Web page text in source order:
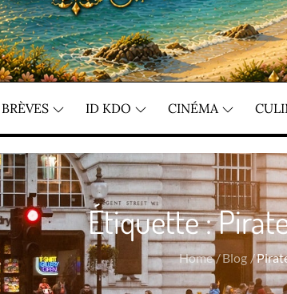
BRÈVES ID KDO CINÉMA
Étiquette :
Home Blog